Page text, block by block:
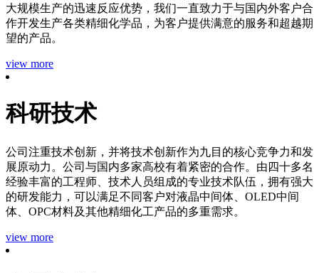
大规模生产的迅速反应优势，我们一直致力于与国内外客户合
作开发生产各类精细化学品，为客户提供满意的服务和超越期
望的产品。
view more
科研技术
公司注重技术创新，并将技术创新作为九目的核心竞争力和发
展原动力。公司与国内多家高校有着紧密的合作。由四十多名
经验丰富的工程师、技术人员组成的专业技术队伍，拥有强大
的研发能力，可以满足不同客户对液晶中间体、OLED中间
体、OPC材料及其他精细化工产品的多重需求。
view more